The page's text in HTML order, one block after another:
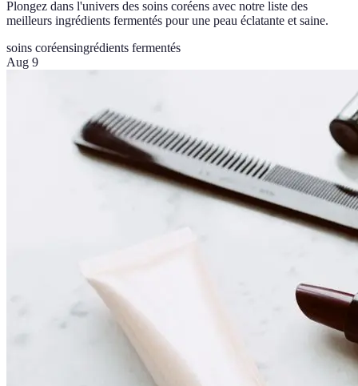
Plongez dans l'univers des soins coréens avec notre liste des
meilleurs ingrédients fermentés pour une peau éclatante et saine.
soins coréensingrédients fermentés
Aug 9